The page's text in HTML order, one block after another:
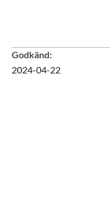
Godkänd:
2024-04-22